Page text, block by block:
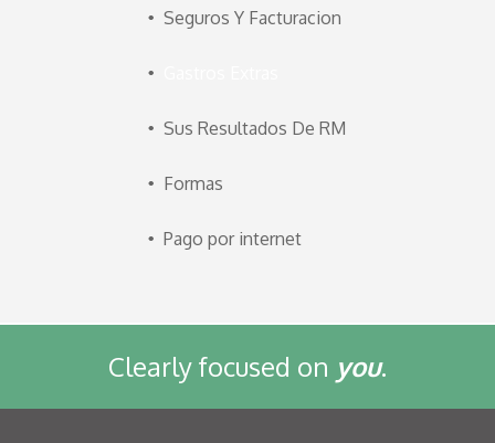
Seguros Y Facturacion
Sus Resultados De RM
Formas
Pago por internet
Clearly focused on you.